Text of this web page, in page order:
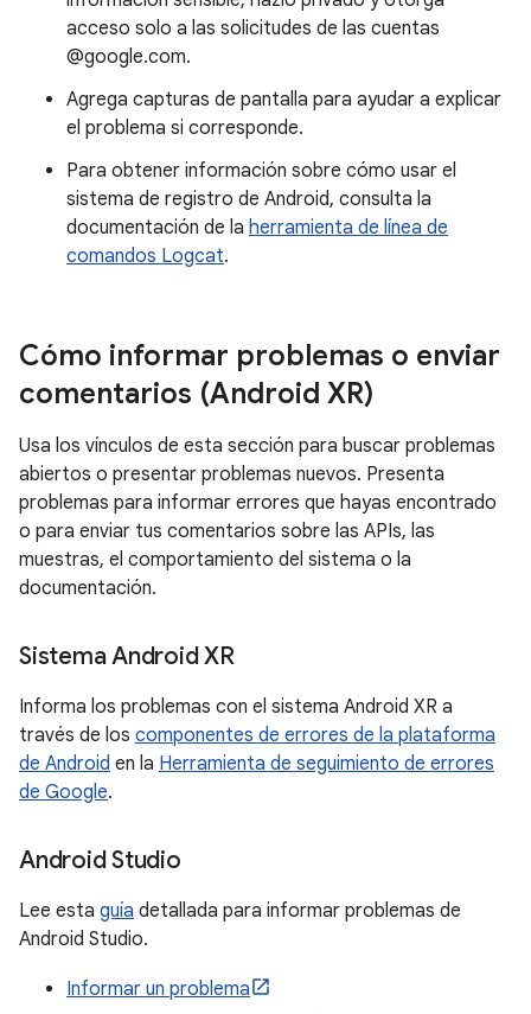
acceso solo a las solicitudes de las cuentas
@google.com.
Agrega capturas de pantalla para ayudar a explicar
el problema si corresponde.
Para obtener información sobre cómo usar el
sistema de registro de Android, consulta la
documentación de la herramienta de línea de
comandos Logcat.
Cómo informar problemas o enviar
comentarios (Android XR)
Usa los vínculos de esta sección para buscar problemas
abiertos o presentar problemas nuevos. Presenta
problemas para informar errores que hayas encontrado
o para enviar tus comentarios sobre las APIs, las
muestras, el comportamiento del sistema o la
documentación.
Sistema Android XR
Informa los problemas con el sistema Android XR a
través de los componentes de errores de la plataforma
de Android en la Herramienta de seguimiento de errores
de Google.
Android Studio
Lee esta guía detallada para informar problemas de
Android Studio.
Informar un problema